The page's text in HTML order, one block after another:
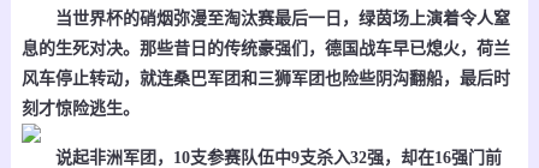
当世界杯的硝烟弥漫至淘汰赛最后一日，绿茵场上演着令人窒
息的生死对决。那些昔日的传统豪强们，德国战车早已熄火，荷兰
风车停止转动，就连桑巴军团和三狮军团也险些阴沟翻船，最后时
刻才惊险逃生。
说起非洲军团，10支参赛队伍中9支杀入32强，却在16强门前